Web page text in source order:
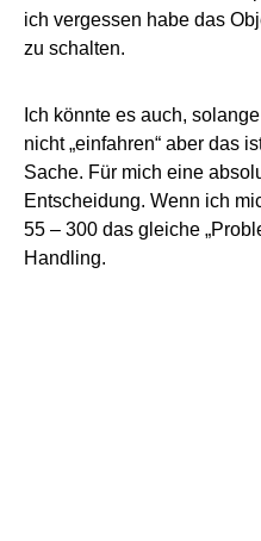
ich vergessen habe das
zu schalten.
Ich könnte es auch,
nicht „einfahren“ aber das
Sache. Für mich eine
Entscheidung. Wenn ich
55 – 300 das gleiche
Handling.